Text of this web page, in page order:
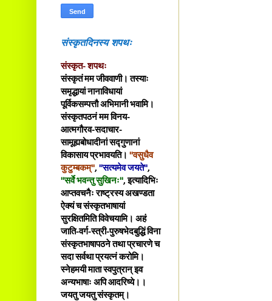
संस्कृतदिनस्य शपथः
संस्कृत- शपथः
संस्कृतं मम जीववाणी। तस्याः
समृद्धायां नानाविधायां
पूर्विकसम्पत्तौ अभिमानी भवामि।
संस्कृतपठनं मम विनय-
आत्मगौरव-सदाचार-
सामूह्यबोधादीनां सद्गुणानां
विकासाय प्रभावयति। "वसुधैव
कुटुम्बकम्", "सत्यमेव जयते",
"सर्वे भवन्तु सुखिनः", इत्यादिभिः
आप्तवचनैः राष्ट्रस्य अखण्डता
ऐक्यं च संस्कृतभाषायां
सुरक्षितमिति विवेचयामि। अहं
जाति-वर्ग-स्त्री-पुरुषभेदबुद्धिं विना
संस्कृतभाषापठने तथा प्रचारणे च
सदा सर्वथा प्रयत्नं करोमि।
स्नेहमयी माता स्वपुत्रान् इव
अन्यभाषाः अपि आदरिष्ये।।
जयतु जयतु संस्कृतम्।